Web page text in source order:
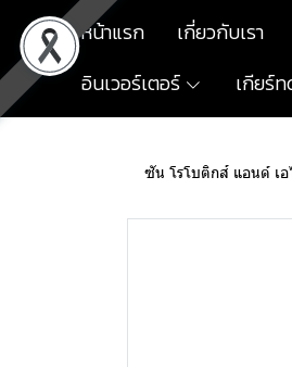
หน้าแรก เกี่ยวกับเรา
อินเวอร์เตอร์
เกียร์
ซัน โรโบติกส์ แอนด์ เ